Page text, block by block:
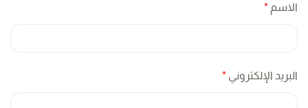
الاسم *
البريد الإلكتروني *